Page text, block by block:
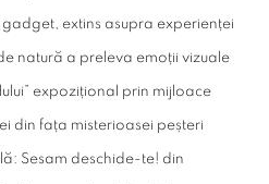
extins asupra experienței
natură a preleva emoții vizuale
expozițional prin mijloace
din fața misterioasei peșteri
Sesam deschide-te! din